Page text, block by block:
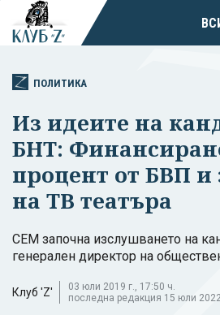
ПОЛИТИКА
Из идеите на
БНТ:
процент от БВП
на ТВ театъра
СЕМ започна изслушването на
генерален директор на
Клуб 'Z'
03 юли 2019 г., 17:50 ч.
последна редакция 15 юли